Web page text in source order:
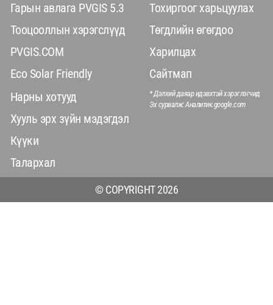
Гарын авлага PVGIS 5.3
Тооцооллын хэрэгслүүд
PVGIS.COM
Eco Solar Friendly
Нарны хотууд
Хууль эрх зүйн мэдэгдэл
Күүки
Талархал
Тохиргоог харьцуулах
Төгдлийн өгөгдоо
Харилцах
Сайтмап
* Дэлхий даяар идэвхтэй хэрэглэгчид
Эх сурвалж: Аналитик.google.com
© COPYRIGHT 2026